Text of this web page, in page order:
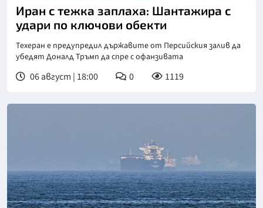
Иран с тежка заплаха: Шантажира с
удари по ключови обекти
Техеран е предупредил държавите от Персийския залив да
убедят Доналд Тръмп да спре с офанзивата
06 август | 18:00 0 1119